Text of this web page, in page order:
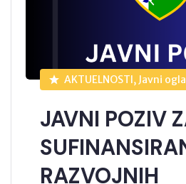
AKTUELNOSTI, Javni
JAVNI POZIV
RAZVOJNIH